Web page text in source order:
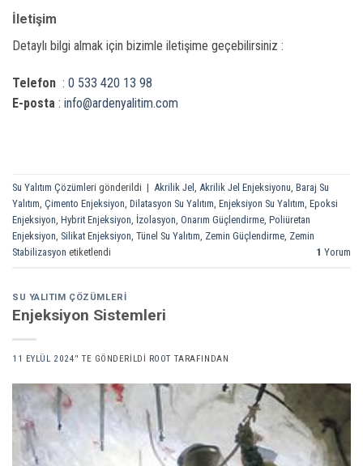
İletişim
Detaylı bilgi almak için bizimle iletişime geçebilirsiniz :
Telefon : 0 533 420 13 98
E-posta : info@ardenyalitim.com
Su Yalıtım Çözümleri gönderildi | Akrilik Jel Akrilik Jel Enjeksiyonu Baraj Su
Yalıtım Çimento Enjeksiyon Dilatasyon Su Yalıtım Enjeksiyon Su Yalıtım Epoksi
Enjeksiyon Hybrit Enjeksiyon İzolasyon Onarım Güçlendirme Poliüretan
Enjeksiyon Silikat Enjeksiyon Tünel Su Yalıtım Zemin Güçlendirme Zemin
Stabilizasyon etiketlendi 1 Yorum
SU YALITIM ÇÖZÜMLERI
Enjeksiyon Sistemleri
11 EYLÜL 2024’' TE GÖNDERILDI ROOT TARAFINDAN